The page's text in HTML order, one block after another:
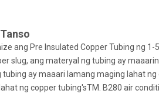
ang Pre Insulated Copper Tubing ng
slug, ang materyal ng tubing ay
ay maaari lamang maging lahat
ng copper tubing'sTM. B280 air